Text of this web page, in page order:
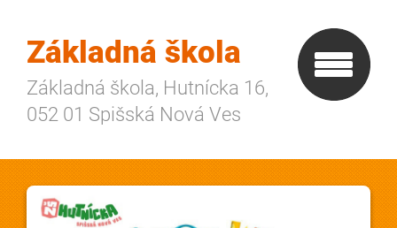
Základná škola
Základná škola, Hutnícka 16,
052 01 Spišská Nová Ves